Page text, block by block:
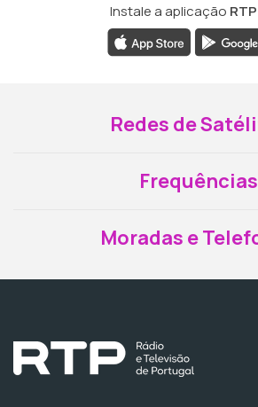
Instale a aplicação
Redes de
Frequências
Moradas e